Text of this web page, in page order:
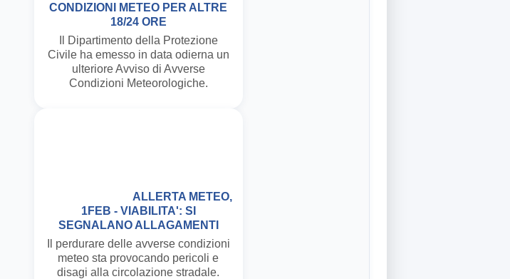
CONDIZIONI METEO PER ALTRE
18/24 ORE
Il Dipartimento della Protezione
Civile ha emesso in data odierna un
ulteriore Avviso di Avverse
Condizioni Meteorologiche.
ALLERTA METEO,
1FEB - VIABILITA': SI
SEGNALANO ALLAGAMENTI
Il perdurare delle avverse condizioni
meteo sta provocando pericoli e
disagi alla circolazione stradale.